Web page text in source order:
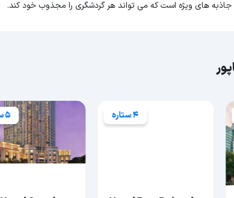
های ویژه است که می تواند هر گردشگری را مجذوب خود کند.
4 ستاره 5 ستاره